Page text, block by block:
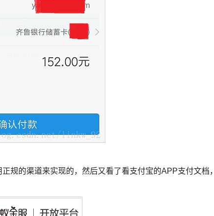
规的渠道来实现的，然后又看了看支付宝的APP支付文档，